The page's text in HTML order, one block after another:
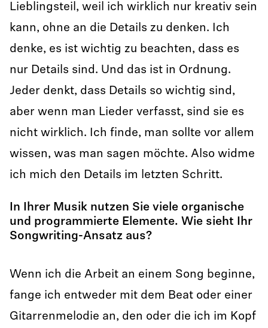
Lieblingsteil, weil ich wirklich nur kreativ sein
kann, ohne an die Details zu denken. Ich
denke, es ist wichtig zu beachten, dass es
nur Details sind. Und das ist in Ordnung.
Jeder denkt, dass Details so wichtig sind,
aber wenn man Lieder verfasst, sind sie es
nicht wirklich. Ich finde, man sollte vor allem
wissen, was man sagen möchte. Also widme
ich mich den Details im letzten Schritt.
In Ihrer Musik nutzen Sie viele organische
und programmierte Elemente. Wie sieht Ihr
Songwriting-Ansatz aus?
Wenn ich die Arbeit an einem Song beginne,
fange ich entweder mit dem Beat oder einer
Gitarrenmelodie an, den oder die ich im Kopf